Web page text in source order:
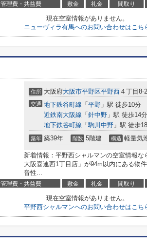
管理費・共益費 敷金 礼金 間取り
現在空室情報がありません。
ニューヴィラ有馬へのお問い合わせはこち
住所 大阪府大阪市平野区平野西 ４丁目8-2
交通 地下鉄谷町線 「 平野 」駅 徒歩10分
近鉄南大阪線 「 針中野 」駅 徒歩14分
地下鉄谷町線 「駒川中野 」駅 徒歩
築年 築39年 階数 5階建 構造 軽量気
新着情報：平野西シャルマンの空室情報
大阪喜連西1丁目店」が94m以内にある物
音性...
管理費・共益費 敷金 礼金 間取り
現在空室情報がありません。
平野西シャルマンへのお問い合わせはこち